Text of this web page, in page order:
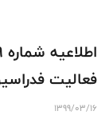
فعاليت
1399/03/16